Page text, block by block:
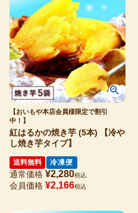
【おいもや本店会員様限定で割引
中！】
紅はるかの焼き芋 (5本) 【冷や
し焼き芋タイプ】
送料無料 冷凍便
通常価格 ¥2,280税込
会員価格 ¥2,166税込